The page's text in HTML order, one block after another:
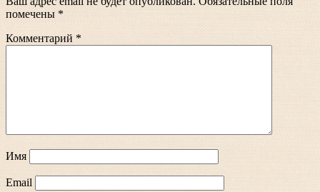
помечены *
Комментарий *
Имя
Email